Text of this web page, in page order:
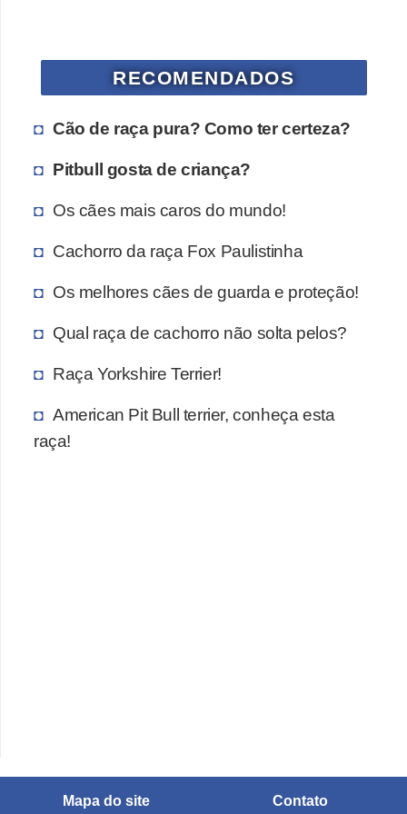
RECOMENDADOS
Cão de raça pura? Como ter certeza?
Pitbull gosta de criança?
Os cães mais caros do mundo!
Cachorro da raça Fox Paulistinha
Os melhores cães de guarda e proteção!
Qual raça de cachorro não solta pelos?
Raça Yorkshire Terrier!
American Pit Bull terrier, conheça esta
raça!
Mapa do site Contato